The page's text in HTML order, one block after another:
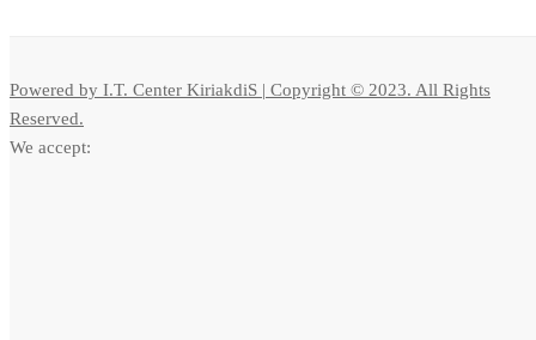
Powered by I.T. Center KiriakdiS | Copyright © 2023. All Rights
Reserved.
We accept: